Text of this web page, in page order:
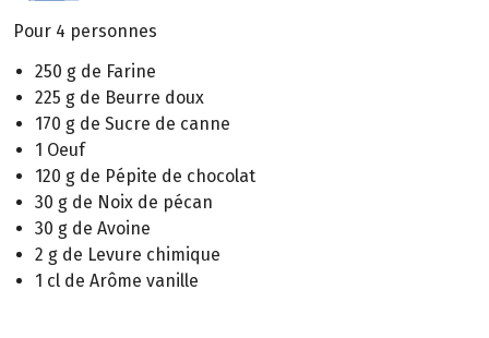
Pour 4 personnes
250 g de Farine
225 g de Beurre doux
170 g de Sucre de canne
1 Oeuf
120 g de Pépite de chocolat
30 g de Noix de pécan
30 g de Avoine
2 g de Levure chimique
1 cl de Arôme vanille